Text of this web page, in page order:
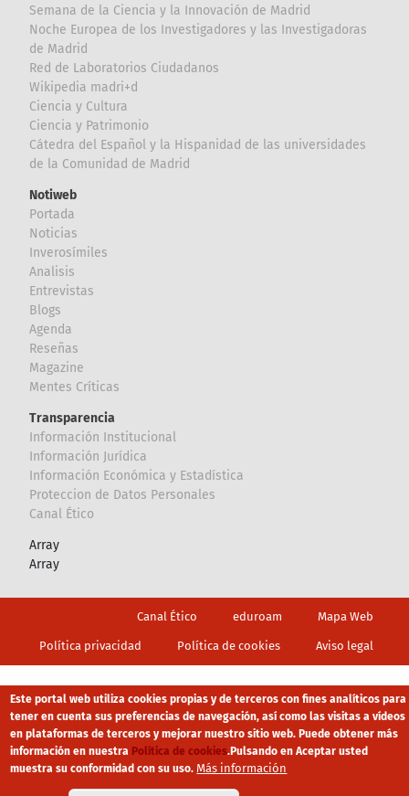
Semana de la Ciencia y la Innovación de Madrid
Noche Europea de los Investigadores y las Investigadoras
de Madrid
Red de Laboratorios Ciudadanos
Wikipedia madri+d
Ciencia y Cultura
Ciencia y Patrimonio
Cátedra del Español y la Hispanidad de las universidades
de la Comunidad de Madrid
Notiweb
Portada
Noticias
Inverosímiles
Analisis
Entrevistas
Blogs
Agenda
Reseñas
Magazine
Mentes Críticas
Transparencia
Información Institucional
Información Jurídica
Información Económica y Estadística
Proteccion de Datos Personales
Canal Ético
Array
Array
Canal Ético eduroam Mapa Web
Política privacidad Política de cookies Aviso legal
Este portal web utiliza cookies propias y de terceros con fines analíticos para
tener en cuenta sus preferencias de navegación, así como las visitas a vídeos
en plataformas de terceros y mejorar nuestro sitio web. Puede obtener más
información en nuestra Política de cookies.Pulsando en Aceptar usted
muestra su conformidad con su uso. Más información